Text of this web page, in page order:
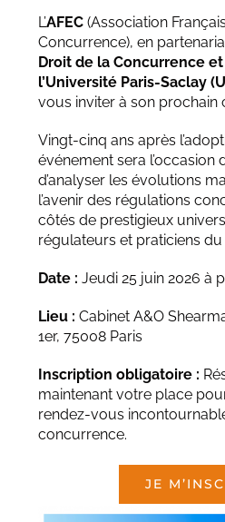
L’AFEC(Association
Concurrence), en
Droit de la Concurrence
l’Université Paris-Saclay
vous inviter à son prochain
Vingt-cinq ans après
événement sera l’occasion
d’analyser les évolutions
l’avenir des régulations
côtés de prestigieux
régulateurs et praticiens du
Date : Jeudi 25 juin 2026 à
Lieu : Cabinet A&O
1er, 75008 Paris
Inscription obligatoire :
maintenant votre place
rendez-vous
concurrence.
JE